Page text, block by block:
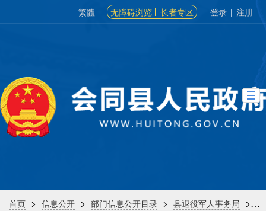
繁體 无障碍浏览 长者专区 登录 | 注册
首页 > 信息公开 > 部门信息公开目录 > 县退役军人事务局 >